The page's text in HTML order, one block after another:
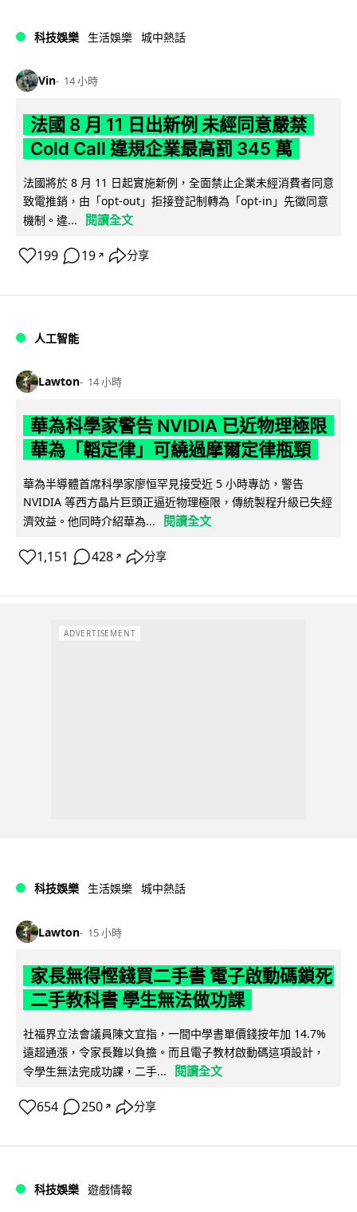
科技娛樂 生活娛樂 城中熱話
Vin 14 小時
法國 8 月 11 日出新例 未經同意嚴禁
Cold Call 違規企業最高罰 345 萬
法國將於 8 月 11 日起實施新例，全面禁止企業未經消費者同意
致電推銷，由「opt-out」拒接登記制轉為「opt-in」先徵同意
機制。違...
閱讀全文
199 19 ↗ 分享
人工智能
Lawton 14 小時
華為科學家警告 NVIDIA 已近物理極限
華為「韜定律」可繞過摩爾定律瓶頸
華為半導體首席科學家廖恒罕見接受近 5 小時專訪，警告
NVIDIA 等西方晶片巨頭正逼近物理極限，傳統製程升級已失經
濟效益。他同時介紹華為...
閱讀全文
1,151 428 ↗ 分享
ADVERTISEMENT
科技娛樂 生活娛樂 城中熱話
Lawton 15 小時
家長無得慳錢買二手書 電子啟動碼鎖死
二手教科書 學生無法做功課
社福界立法會議員陳文宜指，一間中學書單價錢按年加 14.7%
遠超通漲，令家長難以負擔。而且電子教材啟動碼這項設計，
令學生無法完成功課，二手...
閱讀全文
654 250 ↗ 分享
科技娛樂 遊戲情報